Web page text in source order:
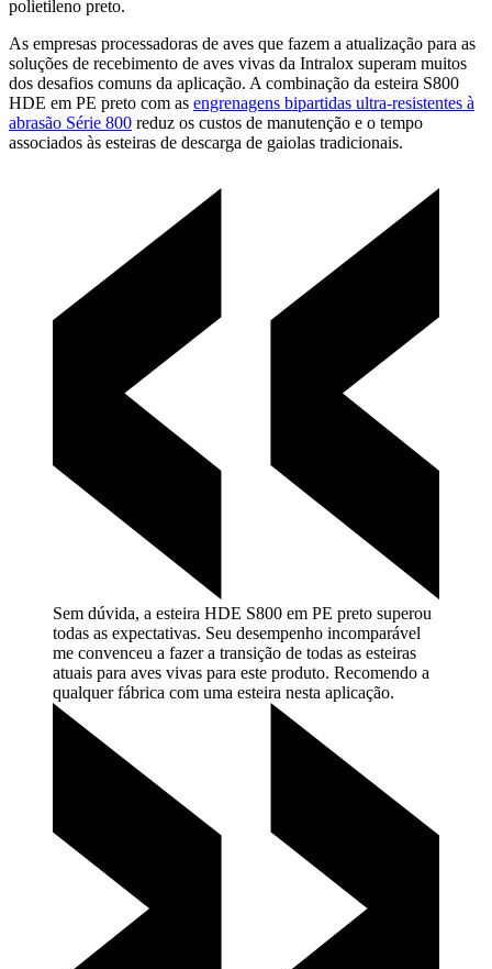
polietileno preto.
As empresas processadoras de aves que fazem a atualização para as
soluções de recebimento de aves vivas da Intralox superam muitos
dos desafios comuns da aplicação. A combinação da esteira S800
HDE em PE preto com as engrenagens bipartidas ultra-resistentes à
abrasão Série 800 reduz os custos de manutenção e o tempo
associados às esteiras de descarga de gaiolas tradicionais.
Sem dúvida, a esteira HDE S800 em PE preto superou
todas as expectativas. Seu desempenho incomparável
me convenceu a fazer a transição de todas as esteiras
atuais para aves vivas para este produto. Recomendo a
qualquer fábrica com uma esteira nesta aplicação.